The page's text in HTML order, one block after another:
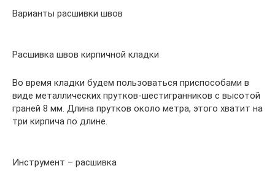
Варианты расшивки швов
Расшивка швов кирпичной кладки
Во время кладки будем пользоваться приспособами в
виде металлических прутков-шестигранников с высотой
граней 8 мм. Длина прутков около метра, этого хватит на
три кирпича по длине.
Инструмент – расшивка